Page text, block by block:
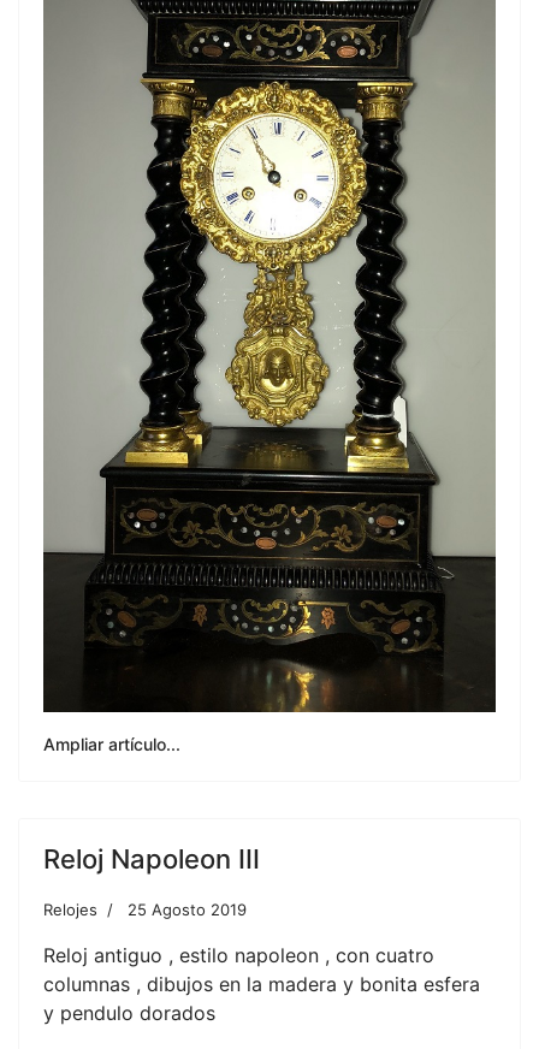
Ampliar artículo...
Reloj Napoleon III
Relojes 25 Agosto 2019
Reloj antiguo , estilo napoleon , con cuatro
columnas , dibujos en la madera y bonita esfera
y pendulo dorados